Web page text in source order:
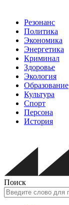
Резонанс
Политика
Экономика
Энергетика
Криминал
Здоровье
Экология
Образование
Культура
Спорт
Персона
История
Поиск